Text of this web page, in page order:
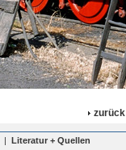
zurück
| Literatur + Quellen